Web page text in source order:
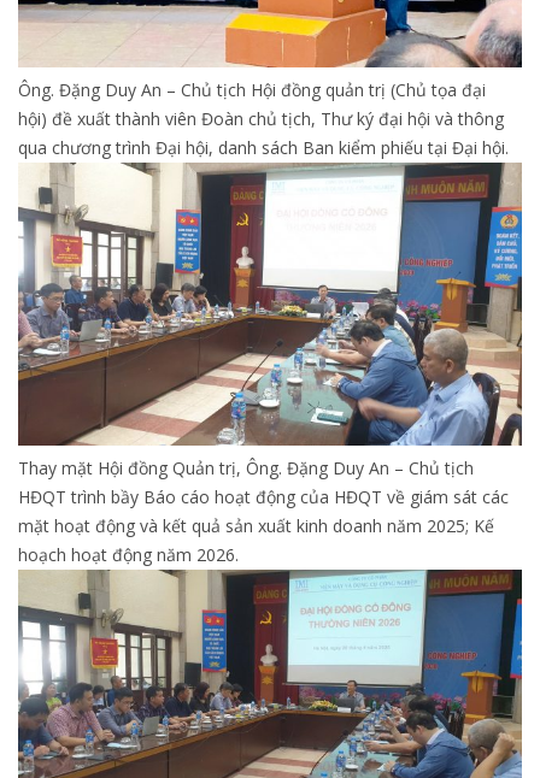
Ông. Đặng Duy An – Chủ tịch Hội đồng quản trị (Chủ tọa đại
hội) đề xuất thành viên Đoàn chủ tịch, Thư ký đại hội và thông
qua chương trình Đại hội, danh sách Ban kiểm phiếu tại Đại hội.
Thay mặt Hội đồng Quản trị, Ông. Đặng Duy An – Chủ tịch
HĐQT trình bầy Báo cáo hoạt động của HĐQT về giám sát các
mặt hoạt động và kết quả sản xuất kinh doanh năm 2025; Kế
hoạch hoạt động năm 2026.